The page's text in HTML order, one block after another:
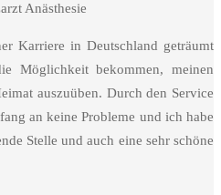
Anästhesie
Karriere in Deutschland geträumt
Möglichkeit bekommen, meinen
auszuüben. Durch den Service
an keine Probleme und ich habe
Stelle und auch eine sehr schöne